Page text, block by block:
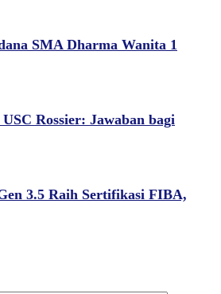
SMA Dharma Wanita 1
Rossier: Jawaban bagi
3.5 Raih Sertifikasi FIBA,